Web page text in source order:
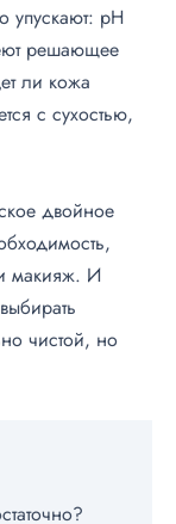
упускают: pH
решающее
ли кожа
с сухостью,
двойное
макияж. И
чистой, но